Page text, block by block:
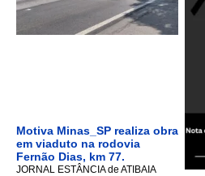
Motiva Minas_SP realiza obra
em viaduto na rodovia
Fernão Dias, km 77.
JORNAL ESTÂNCIA de ATIBAIA